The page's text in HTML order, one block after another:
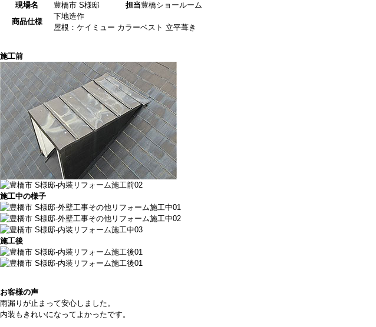
現場名
豊橋市 S様邸 担当豊橋ショールーム
商品仕様
下地造作
屋根：ケイミュー カラーベスト 立平葺き
施工前
施工中の様子
施工後
お客様の声
雨漏りが止まって安心しました。
内装もきれいになってよかったです。